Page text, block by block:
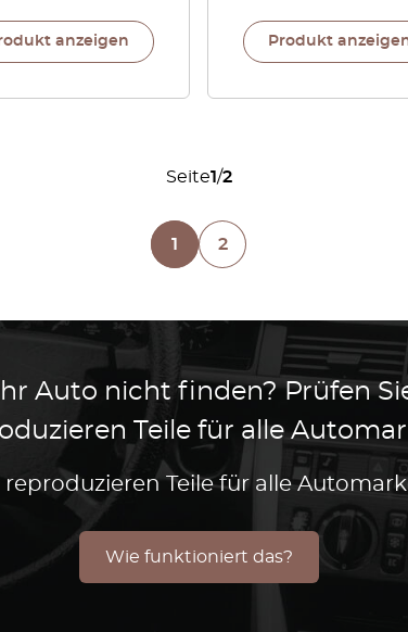
anzeigen Produkt
Seite1/2
1 2
Auto nicht finden? Prüfen
Teile für alle
reproduzieren Teile für alle
Wie funktioniert das?